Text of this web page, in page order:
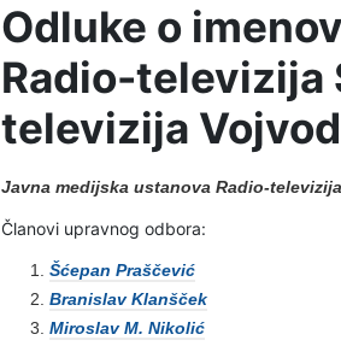
Odluke o
Radio-televizija
televizija
Javna medijska ustanova Radio-
Članovi upravnog odbora:
Šćepan Praščević
Branislav Klanšček
Miroslav M. Nikolić